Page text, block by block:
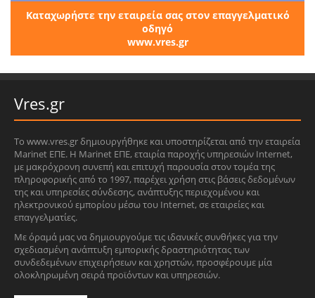
Καταχωρήστε την εταιρεία σας στον επαγγελματικό
οδηγό
www.vres.gr
Vres.gr
Το www.vres.gr δημιουργήθηκε και υποστηρίζεται από την εταιρεία
Marinet ΕΠΕ. Η Marinet ΕΠΕ, εταιρία παροχής υπηρεσιών Internet,
με μακρόχρονη συνεπή και επιτυχή παρουσία στον τομέα της
πληροφορικής από το 1997, παρέχει χρήση στις βάσεις δεδομένων
της και υπηρεσίες σύνδεσης, ανάπτυξης περιεχομένου και
ηλεκτρονικού εμπορίου μέσω του Internet, σε εταιρείες και
επαγγελματίες.
Με όραμά μας να δημιουργούμε τις ιδανικές συνθήκες για την
σχεδιασμένη ανάπτυξη εμπορικής δραστηριότητας των
συνδεδεμένων επιχειρήσεων και χρηστών, προσφέρουμε μία
ολοκληρωμένη σειρά προϊόντων και υπηρεσιών.